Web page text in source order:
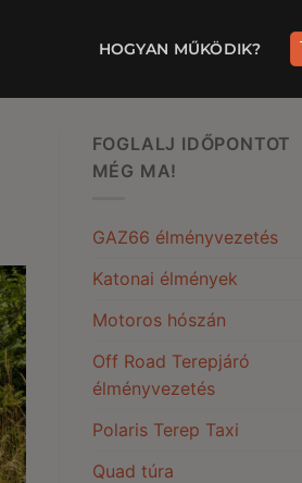
HOGYAN MŰKÖDIK?
FOGLALJ IDŐPONTOT
MÉG MA!
GAZ66 élményvezetés
Katonai élmények
Motoros hószán
Off Road Terepjáró
élményvezetés
Polaris Terep Taxi
Quad túra